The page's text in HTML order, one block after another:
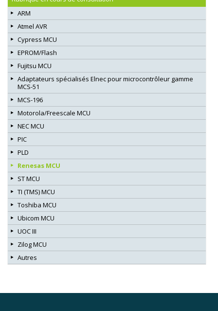
ARM
Atmel AVR
Cypress MCU
EPROM/Flash
Fujitsu MCU
Adaptateurs spécialisés Elnec pour microcontrôleur gamme
MCS-51
MCS-196
Motorola/Freescale MCU
NEC MCU
PIC
PLD
Renesas MCU
ST MCU
TI (TMS) MCU
Toshiba MCU
Ubicom MCU
UOC III
Zilog MCU
Autres